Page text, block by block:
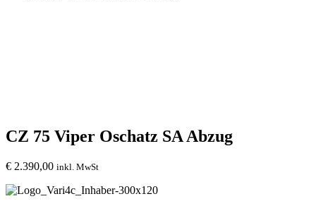
CZ 75 Viper Oschatz SA Abzug
€ 2.390,00 inkl. MwSt